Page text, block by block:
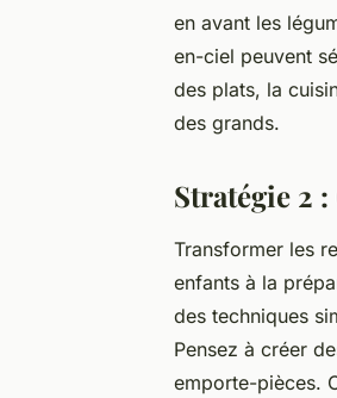
en avant les
en-ciel peuvent
des plats, la
des grands.
Stratégie 2
Transformer les
enfants à la
des techniques
Pensez à créer
emporte-pièces.